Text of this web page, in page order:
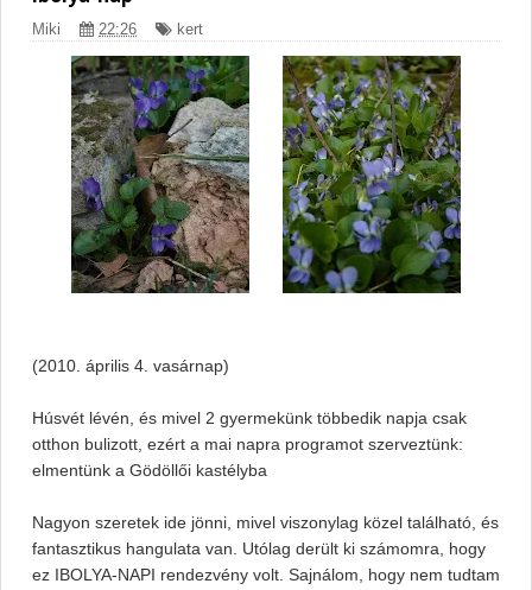
Miki 22:26 kert
(2010. április 4. vasárnap)
Húsvét lévén, és mivel 2 gyermekünk többedik napja csak
otthon bulizott, ezért a mai napra programot szerveztünk:
elmentünk a Gödöllői kastélyba
Nagyon szeretek ide jönni, mivel viszonylag közel található, és
fantasztikus hangulata van. Utólag derült ki számomra, hogy
ez IBOLYA-NAPI rendezvény volt. Sajnálom, hogy nem tudtam